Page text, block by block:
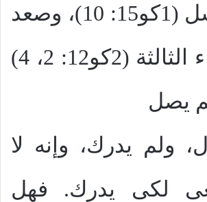
جميع الرسل (1كو15: 10)، وصعد
إلى السماء الثالثة (2كو12: 2، 4)
يصل
ولم يدرك، وإنه لا
لكى يدرك. فهل